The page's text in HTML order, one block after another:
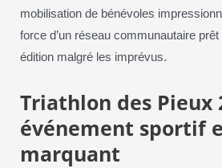
mobilisation de bénévoles
force d’un réseau communautaire
édition malgré les imprévus.
Triathlon des Pieux
événement sportif
marquant